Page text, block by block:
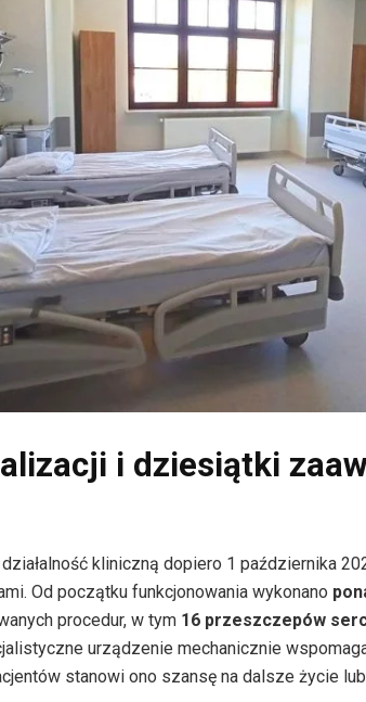
i dziesiątki
kliniczną dopiero 1 października
Od początku funkcjonowania wykonano
procedur, w tym 16 przeszczepów
urządzenie mechanicznie
stanowi ono szansę na dalsze życie